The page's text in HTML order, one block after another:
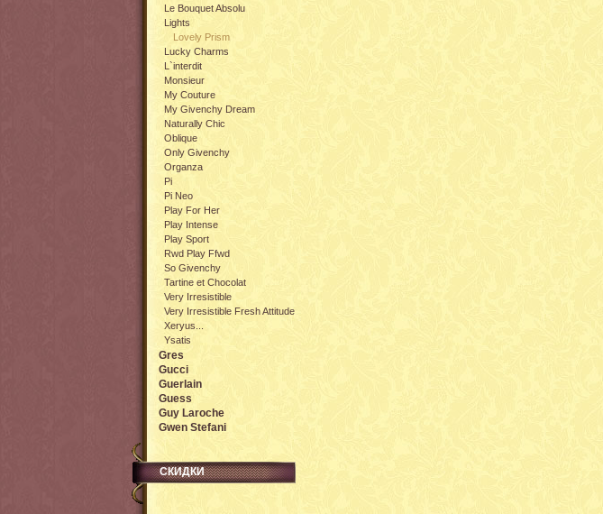
Le Bouquet Absolu
Lights
Lovely Prism
Lucky Charms
L`interdit
Monsieur
My Couture
My Givenchy Dream
Naturally Chic
Oblique
Only Givenchy
Organza
Pi
Pi Neo
Play For Her
Play Intense
Play Sport
Rwd Play Ffwd
So Givenchy
Tartine et Chocolat
Very Irresistible
Very Irresistible Fresh Attitude
Xeryus...
Ysatis
Gres
Gucci
Guerlain
Guess
Guy Laroche
Gwen Stefani
СКИДКИ